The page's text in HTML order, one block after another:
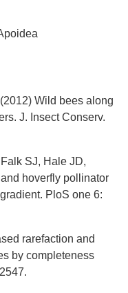
Wild bees along
J. Insect Conserv.
SJ, Hale JD,
hoverfly pollinator
PloS one 6:
rarefaction and
by completeness